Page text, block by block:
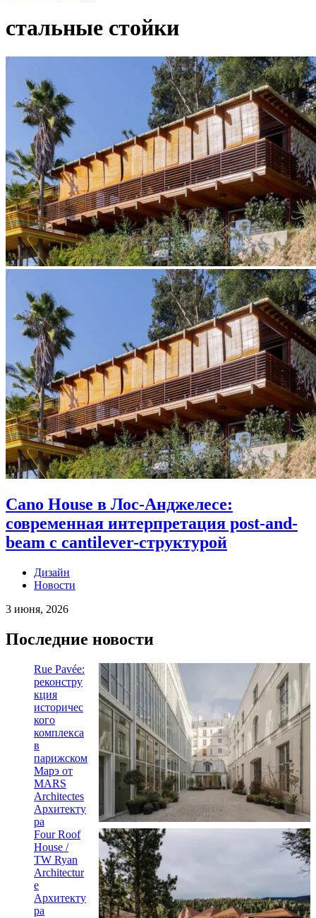
стальные стойки
Cano House в Лос-Анджелесе:
современная интерпретация post-and-
beam с cantilever-структурой
Дизайн
Новости
3 июня, 2026
Последние новости
Rue Pavée:
реконстру
кция
историчес
кого
комплекса
в
парижском
Марэ от
MARS
Architectes
Архитекту
ра
Four Roof
House /
TW Ryan
Architectur
e
Архитекту
ра